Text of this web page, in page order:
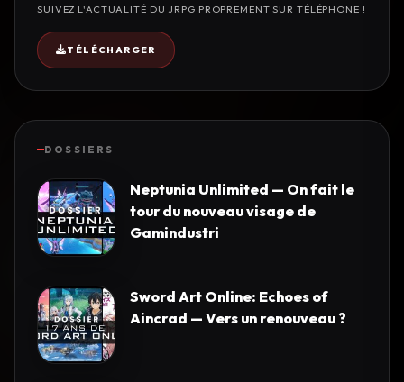
SUIVEZ L'ACTUALITÉ DU JRPG PROPREMENT SUR TÉLÉPHONE !
TÉLÉCHARGER
DOSSIERS
Neptunia Unlimited — On fait le
tour du nouveau visage de
Gamindustri
Sword Art Online: Echoes of
Aincrad — Vers un renouveau ?